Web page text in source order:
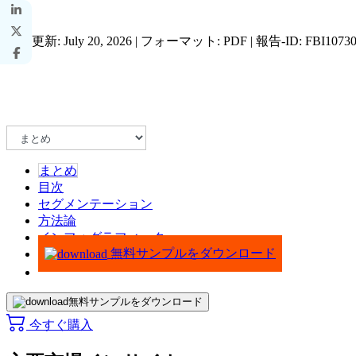
最終更新: July 20, 2026 | フォーマット: PDF | 報告-ID:
まとめ
目次
セグメンテーション
方法論
インフォグラフィック
無料サンプルをダウンロード
無料サンプルをダウンロード
今すぐ購入